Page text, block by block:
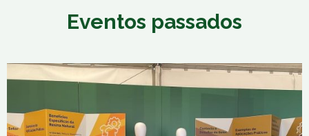
Eventos passados